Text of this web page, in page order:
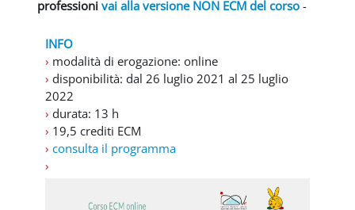
professioni vai alla versione NON ECM del corso -
INFO
› modalità di erogazione: online
› disponibilità: dal 26 luglio 2021 al 25 luglio
2022
› durata: 13 h
› 19,5 crediti ECM
› consulta il programma
›